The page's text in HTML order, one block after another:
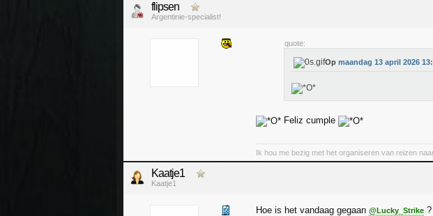
flipsen
Argentinie-specialist!
quote:
Op maandag 13 april 2026
Feliz cumple
Ik hou me bezig met het organiseren van reizen
Kaatje1
Kaatje1
Hoe is het vandaag gegaan @Lucky_Strike ?